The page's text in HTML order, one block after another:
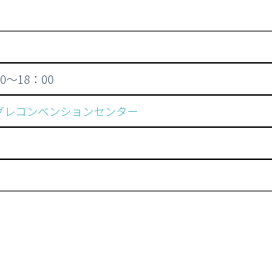
〜18：00
コンベンションセンター